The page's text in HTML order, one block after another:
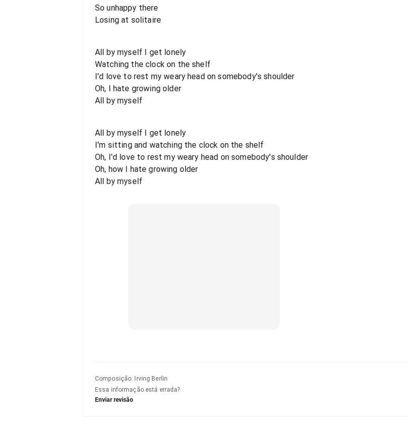
So unhappy there
Losing at solitaire
All by myself I get lonely
Watching the clock on the shelf
I'd love to rest my weary head on somebody's shoulder
Oh, I hate growing older
All by myself
All by myself I get lonely
I'm sitting and watching the clock on the shelf
Oh, I'd love to rest my weary head on somebody's shoulder
Oh, how I hate growing older
All by myself
Composição:
Irving Berlin
Essa informação está errada?
Enviar revisão